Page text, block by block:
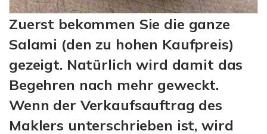
Zuerst bekommen Sie die ganze
Salami (den zu hohen Kaufpreis)
gezeigt. Natürlich wird damit das
Begehren nach mehr geweckt.
Wenn der Verkaufsauftrag des
Maklers unterschrieben ist, wird